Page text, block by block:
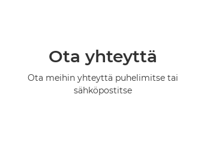
Ota yhteyttä
Ota meihin yhteyttä puhelimitse tai
sähköpostitse